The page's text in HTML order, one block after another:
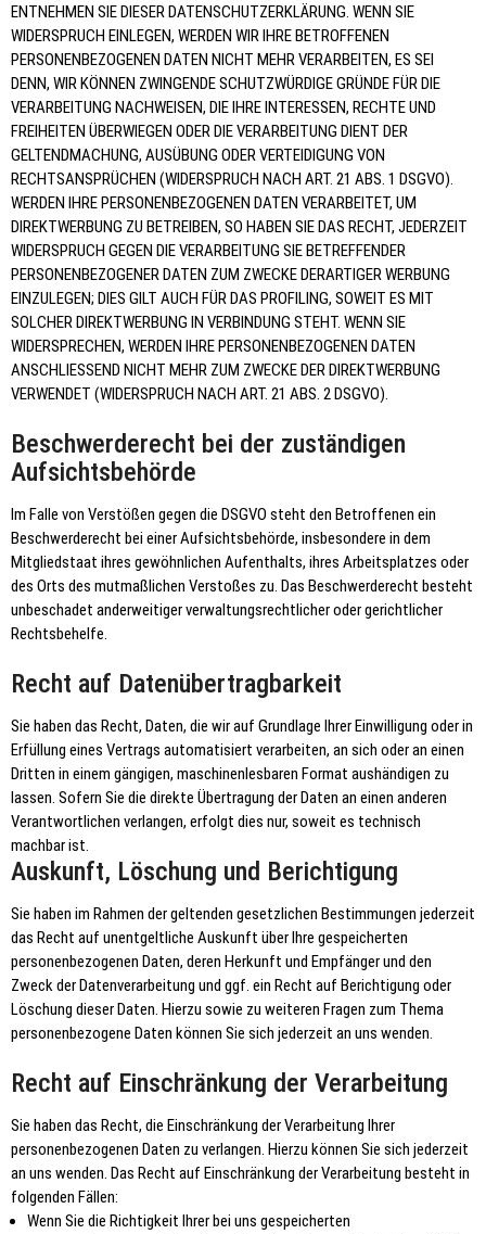
ENTNEHMEN SIE DIESER DATENSCHUTZERKLÄRUNG. WENN SIE
WIDERSPRUCH EINLEGEN, WERDEN WIR IHRE BETROFFENEN
PERSONENBEZOGENEN DATEN NICHT MEHR VERARBEITEN, ES SEI
DENN, WIR KÖNNEN ZWINGENDE SCHUTZWÜRDIGE GRÜNDE FÜR DIE
VERARBEITUNG NACHWEISEN, DIE IHRE INTERESSEN, RECHTE UND
FREIHEITEN ÜBERWIEGEN ODER DIE VERARBEITUNG DIENT DER
GELTENDMACHUNG, AUSÜBUNG ODER VERTEIDIGUNG VON
RECHTSANSPRÜCHEN (WIDERSPRUCH NACH ART. 21 ABS. 1 DSGVO).
WERDEN IHRE PERSONENBEZOGENEN DATEN VERARBEITET, UM
DIREKTWERBUNG ZU BETREIBEN, SO HABEN SIE DAS RECHT, JEDERZEIT
WIDERSPRUCH GEGEN DIE VERARBEITUNG SIE BETREFFENDER
PERSONENBEZOGENER DATEN ZUM ZWECKE DERARTIGER WERBUNG
EINZULEGEN; DIES GILT AUCH FÜR DAS PROFILING, SOWEIT ES MIT
SOLCHER DIREKTWERBUNG IN VERBINDUNG STEHT. WENN SIE
WIDERSPRECHEN, WERDEN IHRE PERSONENBEZOGENEN DATEN
ANSCHLIESSEND NICHT MEHR ZUM ZWECKE DER DIREKTWERBUNG
VERWENDET (WIDERSPRUCH NACH ART. 21 ABS. 2 DSGVO).
Beschwerde­recht bei der zuständigen
Aufsichts­behörde
Im Falle von Verstößen gegen die DSGVO steht den Betroffenen ein
Beschwerderecht bei einer Aufsichtsbehörde, insbesondere in dem
Mitgliedstaat ihres gewöhnlichen Aufenthalts, ihres Arbeitsplatzes oder
des Orts des mutmaßlichen Verstoßes zu. Das Beschwerderecht besteht
unbeschadet anderweitiger verwaltungsrechtlicher oder gerichtlicher
Rechtsbehelfe.
Recht auf Daten­übertrag­barkeit
Sie haben das Recht, Daten, die wir auf Grundlage Ihrer Einwilligung oder in
Erfüllung eines Vertrags automatisiert verarbeiten, an sich oder an einen
Dritten in einem gängigen, maschinenlesbaren Format aushändigen zu
lassen. Sofern Sie die direkte Übertragung der Daten an einen anderen
Verantwortlichen verlangen, erfolgt dies nur, soweit es technisch
machbar ist.
Auskunft, Löschung und Berichtigung
Sie haben im Rahmen der geltenden gesetzlichen Bestimmungen jederzeit
das Recht auf unentgeltliche Auskunft über Ihre gespeicherten
personenbezogenen Daten, deren Herkunft und Empfänger und den
Zweck der Datenverarbeitung und ggf. ein Recht auf Berichtigung oder
Löschung dieser Daten. Hierzu sowie zu weiteren Fragen zum Thema
personenbezogene Daten können Sie sich jederzeit an uns wenden.
Recht auf Einschränkung der Verarbeitung
Sie haben das Recht, die Einschränkung der Verarbeitung Ihrer
personenbezogenen Daten zu verlangen. Hierzu können Sie sich jederzeit
an uns wenden. Das Recht auf Einschränkung der Verarbeitung besteht in
folgenden Fällen:
Wenn Sie die Richtigkeit Ihrer bei uns gespeicherten